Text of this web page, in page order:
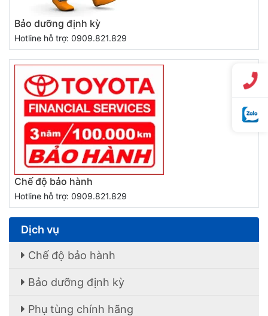
Bảo dưỡng định kỳ
Hotline hỗ trợ: 0909.821.829
Chế độ bảo hành
Hotline hỗ trợ: 0909.821.829
Dịch vụ
Chế độ bảo hành
Bảo dưỡng định kỳ
Phụ tùng chính hãng